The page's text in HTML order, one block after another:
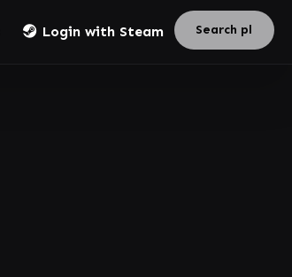
Login with Steam